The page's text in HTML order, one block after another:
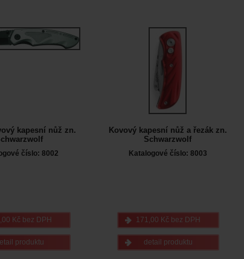
kapesní nůž zn.
číslo: 8002
Kč bez DPH
produktu
Kovový kapesní nůž a řezák zn.
Schwarzwolf
Katalogové číslo: 8003
171,00 Kč bez DPH
detail produktu